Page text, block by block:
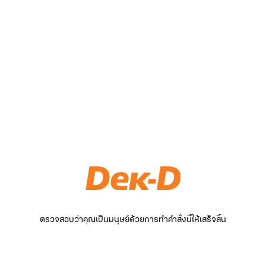
ตรวจสอบว่าคุณเป็นมนุษย์ด้วยการทำคำสั่งนี้ให้เสร็จสิ้น